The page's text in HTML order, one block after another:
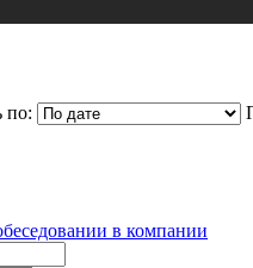
по:
в компании